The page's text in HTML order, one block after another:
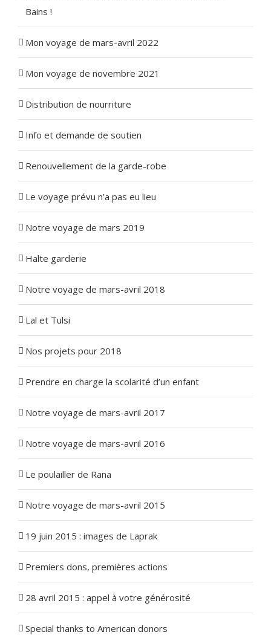
Bains !
Mon voyage de mars-avril 2022
Mon voyage de novembre 2021
Distribution de nourriture
Info et demande de soutien
Renouvellement de la garde-robe
Le voyage prévu n’a pas eu lieu
Notre voyage de mars 2019
Halte garderie
Notre voyage de mars-avril 2018
Lal et Tulsi
Nos projets pour 2018
Prendre en charge la scolarité d’un enfant
Notre voyage de mars-avril 2017
Notre voyage de mars-avril 2016
Le poulailler de Rana
Notre voyage de mars-avril 2015
19 juin 2015 : images de Laprak
Premiers dons, premières actions
28 avril 2015 : appel à votre générosité
Special thanks to American donors